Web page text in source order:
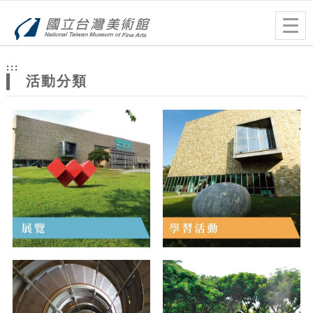
站
主
題
:::
活動分類